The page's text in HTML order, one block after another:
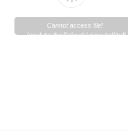
Cannot access file!
/modules/lpsflipbook/views/pdf/